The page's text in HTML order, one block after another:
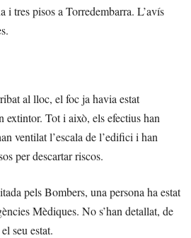
i tres pisos a Torredembarra. L’avís
al lloc, el foc ja havia estat
extintor. Tot i això, els efectius han
ventilat l’escala de l’edifici i han
per descartar riscos.
pels Bombers, una persona ha estat
Mèdiques. No s’han detallat, de
seu estat.